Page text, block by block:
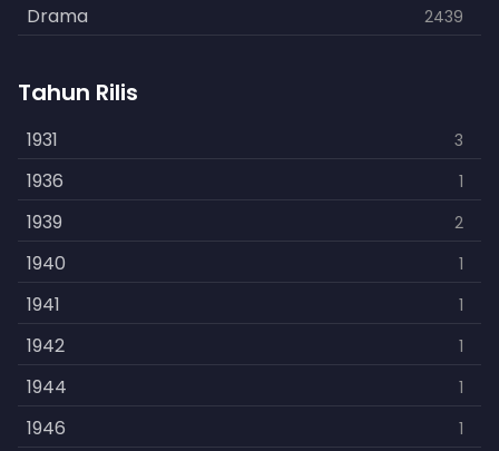
Drama 2439
Fantasy
History 253
Horror 901
Kids 3
Music 109
Mystery 609
Politics 15
Reality 1
Romance 608
Tahun Rilis
1931 3
1936 1
1939 2
1940 1
1941 1
1942 1
1944 1
1946 1